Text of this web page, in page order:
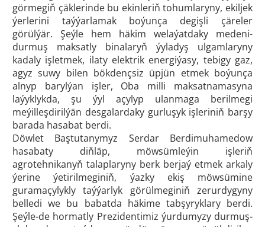
görmegiň çäklerinde bu ekinleriň tohumlaryny, ekiljek
ýerlerini taýýarlamak boýunça degişli çäreler
görülýär. Şeýle hem häkim welaýatdaky medeni-
durmuş maksatly binalaryň ýyladyş ulgamlaryny
kadaly işletmek, ilaty elektrik energiýasy, tebigy gaz,
agyz suwy bilen bökdençsiz üpjün etmek boýunça
alnyp barylýan işler, Oba milli maksatnamasyna
laýyklykda, şu ýyl açylyp ulanmaga berilmegi
meýilleşdirilýän desgalardaky gurluşyk işleriniň barşy
barada hasabat berdi.
Döwlet Baştutanymyz Serdar Berdimuhamedow
hasabaty diňläp, möwsümleýin işleriň
agrotehnikanyň talaplaryny berk berjaý etmek arkaly
ýerine ýetirilmeginiň, ýazky ekiş möwsümine
guramaçylykly taýýarlyk görülmeginiň zerurdygyny
belledi we bu babatda häkime tabşyryklary berdi.
Şeýle-de hormatly Prezidentimiz ýurdumyzy durmuş-